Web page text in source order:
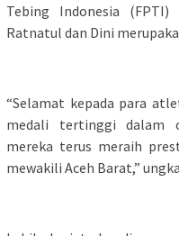
Tebing Indonesia (FPTI)
Ratnatul dan Dini
“Selamat kepada para
medali tertinggi dalam
mereka terus meraih
mewakili Aceh Barat,”